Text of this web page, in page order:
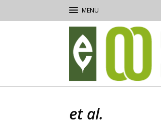
e
Olio
et al.